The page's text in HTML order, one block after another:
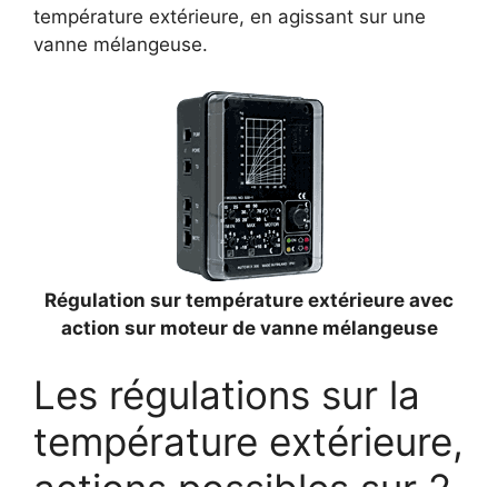
température extérieure, en agissant sur une
vanne mélangeuse.
Régulation sur température extérieure avec
action sur moteur de vanne mélangeuse
Les régulations sur la
température extérieure,